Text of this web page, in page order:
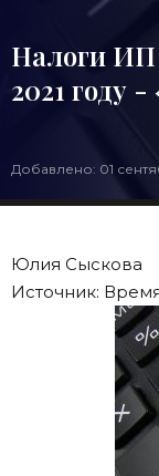
Налоги ИП
2021 году -
Добавлено: 01
Юлия Сыскова
Источник: